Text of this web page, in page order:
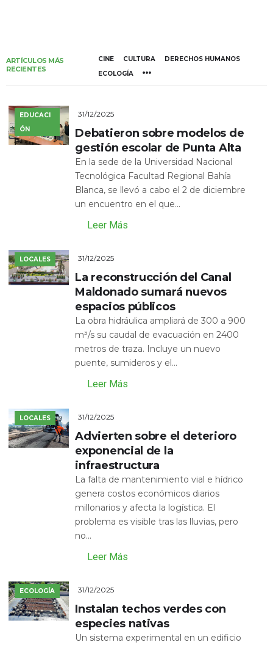
ARTÍCULOS MÁS
RECIENTES
CINE CULTURA
DERECHOS HUMANOS
ECOLOGÍA
EDUCACI
ÓN
31/12/2025
Debatieron sobre modelos de
gestión escolar de Punta Alta
En la sede de la Universidad Nacional
Tecnológica Facultad Regional Bahía
Blanca, se llevó a cabo el 2 de diciembre
un encuentro en el que...
Leer Más
LOCALES 31/12/2025
La reconstrucción del Canal
Maldonado sumará nuevos
espacios públicos
La obra hidráulica ampliará de 300 a 900
m³/s su caudal de evacuación en 2400
metros de traza. Incluye un nuevo
puente, sumideros y el...
Leer Más
LOCALES 31/12/2025
Advierten sobre el deterioro
exponencial de la
infraestructura
La falta de mantenimiento vial e hídrico
genera costos económicos diarios
millonarios y afecta la logística. El
problema es visible tras las lluvias, pero
no...
Leer Más
ECOLOGÍA 31/12/2025
Instalan techos verdes con
especies nativas
Un sistema experimental en un edificio